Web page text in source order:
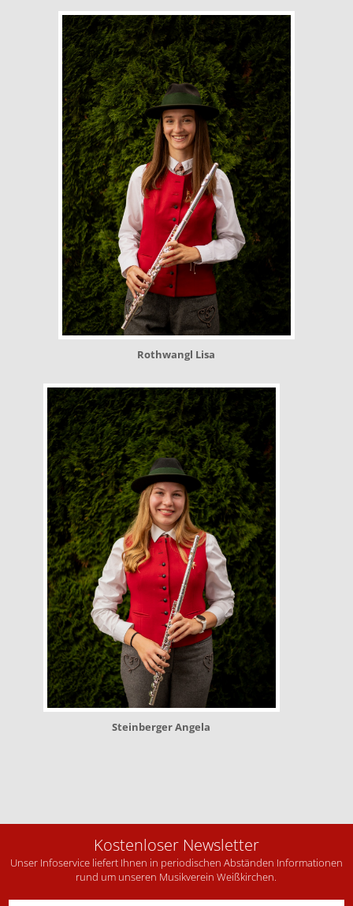
Rothwangl Lisa
Steinberger Angela
Kostenloser Newsletter
Unser Infoservice liefert Ihnen in periodischen Abständen Informationen
rund um unseren Musikverein Weißkirchen.